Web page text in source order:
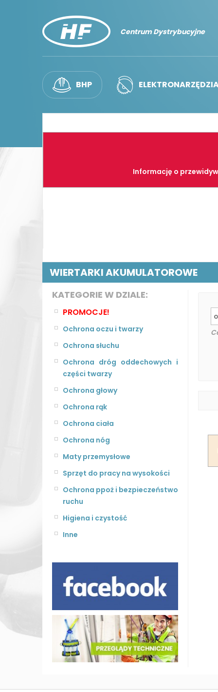
Centrum Dystrybucyjne
BHP
Informację o
WIERTARKI AKUMULATOROWE
KATEGORIE W DZIALE:
PROMOCJE!
Ochrona oczu i twarzy
Ochrona słuchu
Ochrona dróg oddechowych i
części twarzy
Ochrona głowy
Ochrona rąk
Ochrona ciała
Ochrona nóg
Maty przemysłowe
Sprzęt do pracy na wysokości
Ochrona ppoż i bezpieczeństwo
ruchu
Higiena i czystość
Inne